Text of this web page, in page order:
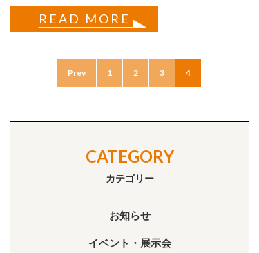
READ MORE
Prev 1 2 3 4
CATEGORY
カテゴリー
お知らせ
イベント・展示会